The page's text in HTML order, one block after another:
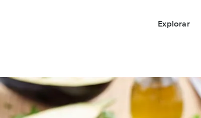
Explorar